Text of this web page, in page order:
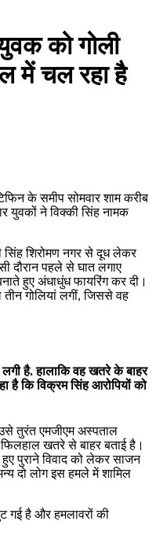
को गोली
में चल रहा है
के समीप सोमवार शाम करीब
युवकों ने विक्की सिंह नामक
सिंह शिरोमण नगर से दूध लेकर
दौरान पहले से घात लगाए
हुए अंधाधुंध फायरिंग कर दी।
गोलियां लगीं, जिससे वह
लगी है. हालाकि वह खतरे के बाहर
है कि विक्रम सिंह आरोपियों को
तुरंत एमजीएम अस्पताल
खतरे से बाहर बताई है।
हुए पुराने विवाद को लेकर साजन
दो लोग इस हमले में शामिल
गई है और हमलावरों की